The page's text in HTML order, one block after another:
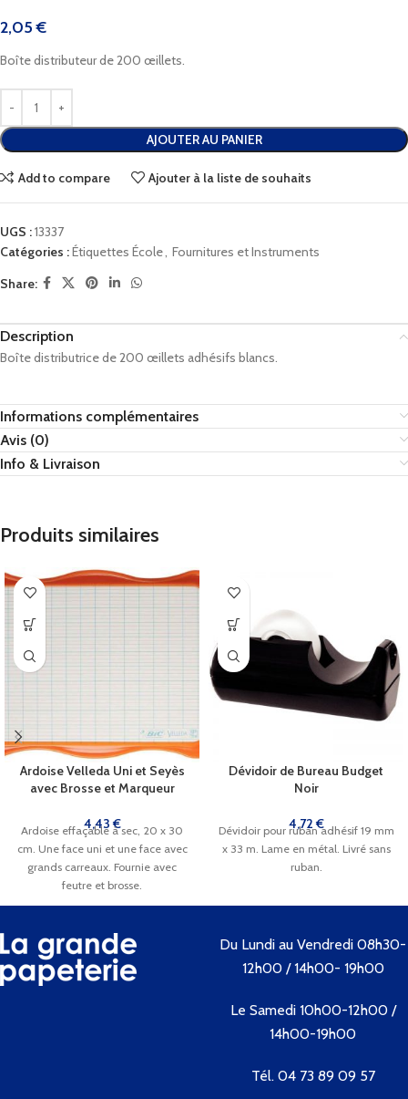
2,05€
Boîte distributeur de 200 œillets.
AJOUTER AU PANIER
Add to compare Ajouter à la liste de souhaits
UGS :13337
Catégories :Étiquettes École, Fournitures et Instruments
Share:
Description
Boîte distributrice de 200 œillets adhésifs blancs.
Informations complémentaires
Avis (0)
Info & Livraison
Produits similaires
Ardoise Velleda Uni et Seyès
avec Brosse et Marqueur
4,43€
Ardoise effaçable à sec, 20 x 30
cm. Une face uni et une face avec
grands carreaux. Fournie avec
feutre et brosse.
Dévidoir de Bureau Budget
Noir
4,72€
Dévidoir pour ruban adhésif 19 mm
x 33 m. Lame en métal. Livré sans
ruban.
Du Lundi au Vendredi 08h30-
12h00 / 14h00- 19h00
Le Samedi 10h00-12h00 /
14h00-19h00
Tél. 04 73 89 09 57